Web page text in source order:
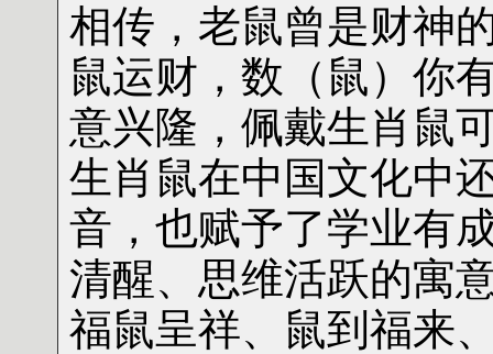
相传，老鼠曾是财神
鼠运财，数（鼠）你
意兴隆 ，佩戴生肖鼠
生肖鼠在中国文化中
音，也赋予了学业有
清醒、思维活跃的寓
福鼠呈祥、鼠到福来